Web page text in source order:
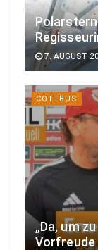
7. AUGUST
COTTBUS
„Da, um
Vorfreude